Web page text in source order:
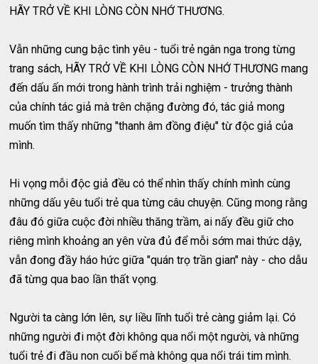
HÃY TRỞ VỀ KHI LÒNG CÒN NHỚ THƯƠNG.
Vẫn những cung bậc tình yêu - tuổi trẻ ngân nga trong từng
trang sách, HÃY TRỞ VỀ KHI LÒNG CÒN NHỚ THƯƠNG mang
đến dấu ấn mới trong hành trình trải nghiệm - trưởng thành
của chính tác giả mà trên chặng đường đó, tác giả mong
muốn tìm thấy những "thanh âm đồng điệu" từ độc giả của
mình.
Hi vọng mỗi độc giả đều có thể nhìn thấy chính mình cùng
những dấu yêu tuổi trẻ qua từng câu chuyện. Cũng mong rằng
đâu đó giữa cuộc đời nhiều thăng trầm, ai nấy đều giữ cho
riêng mình khoảng an yên vừa đủ để mỗi sớm mai thức dậy,
vẫn đong đầy háo hức giữa "quán trọ trần gian" này - cho dẫu
đã từng qua bao lần thất vọng.
Người ta càng lớn lên, sự liều lĩnh tuổi trẻ càng giảm lại. Có
những người đi một đời không qua nổi một người, và những
tuổi trẻ đi đầu non cuối bể mà không qua nổi trái tim mình.